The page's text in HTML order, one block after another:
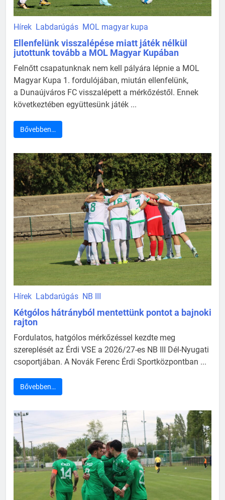
Hírek Labdarúgás MOL magyar kupa
Ellenfelünk visszalépése miatt játék nélkül
jutottunk tovább a MOL Magyar Kupában
Felnőtt csapatunknak nem kell pályára lépnie a MOL
Magyar Kupa 1. fordulójában, miután ellenfelünk,
a Dunaújváros FC visszalépett a mérkőzéstől. Ennek
következtében együttesünk játék ...
Bővebben…
Hírek Labdarúgás NB III
Kétgólos hátrányból mentettünk pontot a bajnoki
rajton
Fordulatos, hatgólos mérkőzéssel kezdte meg
szereplését az Érdi VSE a 2026/27-es NB III Dél-Nyugati
csoportjában. A Novák Ferenc Érdi Sportközpontban ...
Bővebben…